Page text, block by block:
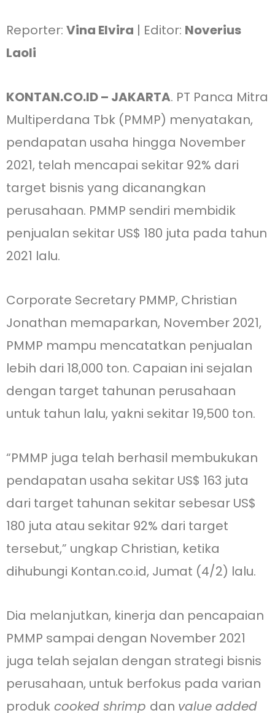
Reporter: Vina Elvira | Editor: Noverius
Laoli
KONTAN.CO.ID – JAKARTA. PT Panca Mitra
Multiperdana Tbk (PMMP) menyatakan,
pendapatan usaha hingga November
2021, telah mencapai sekitar 92% dari
target bisnis yang dicanangkan
perusahaan. PMMP sendiri membidik
penjualan sekitar US$ 180 juta pada tahun
2021 lalu.
Corporate Secretary PMMP, Christian
Jonathan memaparkan, November 2021,
PMMP mampu mencatatkan penjualan
lebih dari 18,000 ton. Capaian ini sejalan
dengan target tahunan perusahaan
untuk tahun lalu, yakni sekitar 19,500 ton.
“PMMP juga telah berhasil membukukan
pendapatan usaha sekitar US$ 163 juta
dari target tahunan sekitar sebesar US$
180 juta atau sekitar 92% dari target
tersebut,” ungkap Christian, ketika
dihubungi Kontan.co.id, Jumat (4/2) lalu.
Dia melanjutkan, kinerja dan pencapaian
PMMP sampai dengan November 2021
juga telah sejalan dengan strategi bisnis
perusahaan, untuk berfokus pada varian
produk cooked shrimp dan value added